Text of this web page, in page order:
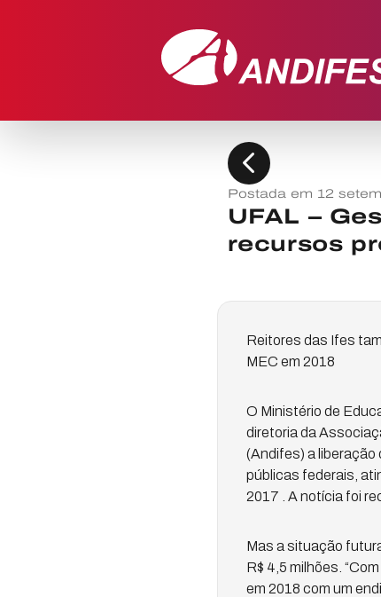
chevron_left
Postada em 12
UFAL –
recursos
Reitores das Ifes
MEC em 2018
O Ministério de
diretoria da
(Andifes) a
públicas federais,
2017 . A notícia foi
Mas a situação
R$ 4,5 milhões.
em 2018 com um